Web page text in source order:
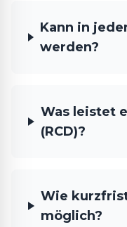
Kann in
werden?
Was leistet
(RCD)?
Wie
möglich?